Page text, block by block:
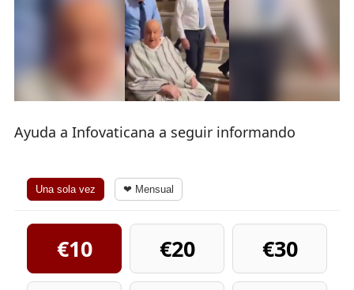
Ayuda a Infovaticana a seguir informando
Una sola vez ❤ Mensual
€10 €20
€30